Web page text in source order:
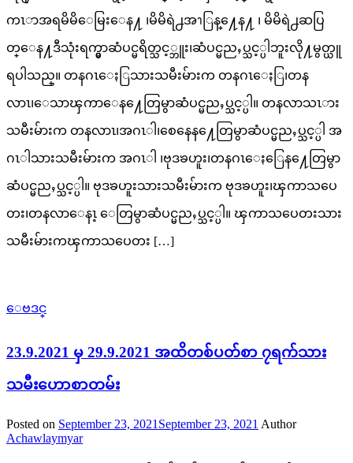
ကၤာအရမိမိေမြးေန႔ ၊မိမိရဲ႕အၫြန္႔ေန႔ ၊ မိမိရဲ႕ဆပြ
တ္ေန႔ဒီသုံးရက္မွာဆံပင္မရိတ္သင့္ဘူး၊ဆံပင္မညႇပ္သင့္ပါဘူးလို႔မွတ္ယူ
ရပါသည္။ တနဂၤေႏြသားသမီးမ်ားက တနဂၤေႏြ၊တန
လာၤ၊ေသာၾကာေန႔ေတြမွာဆံပင္မညႇပ္သင့္ပါ။ တနလာသၤား
သမီးမ်ားက တနလာၤ၊အဂၤါ၊စေနေန႔ေတြမွာဆံပင္မညႇပ္သင့္ပါ အ
ဂၤါသားသမီးမ်ားက အဂၤါ ၊ဗုဒၶဟူး၊တနဂၤေႏြေန႔ေတြမွာ
ဆံပင္မညႇပ္သင့္ပါ။ ဗုဒၶဟူးသားသမီးမ်ားက ဗုဒၶဟူး၊ၾကာသပေ
တး၊တနလာေနၤ့ ေတြမွာဆံပင္မညႇပ္သင့္ပါ။ ၾကာသပေတးသား
သမီးမ်ားကၾကာသပေတး […]
ေဗဒင္
23.9.2021 မှ 29.9.2021 အထိတစ်ပတ်စာ ၇ရက်သား
သမီးဟောစာတမ်း
Posted on September 23, 2021 September 23, 2021 Author
Achawlaymyar